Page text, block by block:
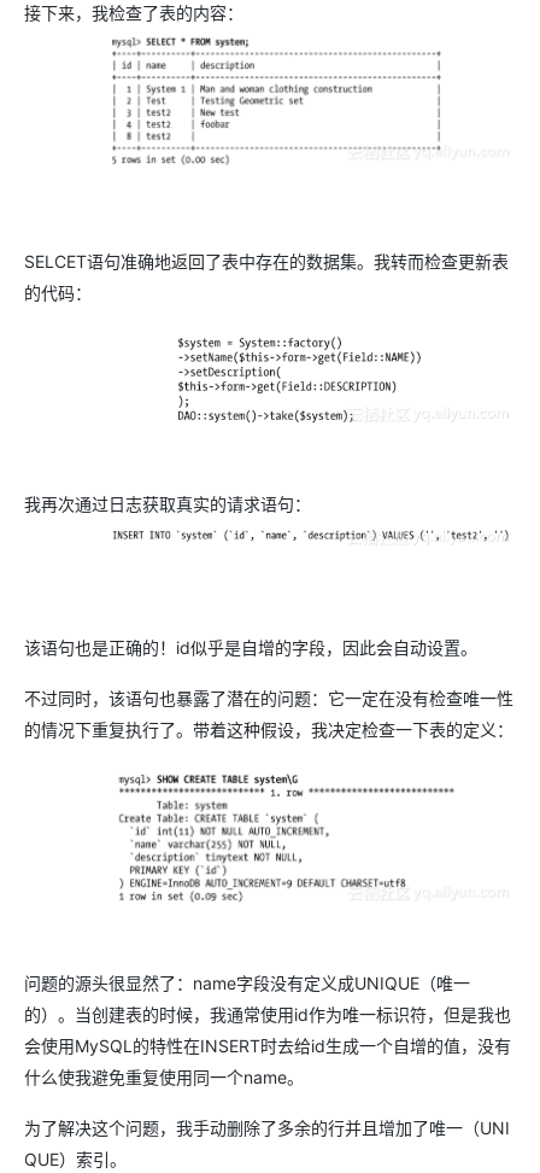
接下来，我检查了表的内容：
SELCET语句准确地返回了表中存在的数据集。我转而检查更新表
的代码：
我再次通过日志获取真实的请求语句：
该语句也是正确的！id似乎是自增的字段，因此会自动设置。
不过同时，该语句也暴露了潜在的问题：它一定在没有检查唯一性
的情况下重复执行了。带着这种假设，我决定检查一下表的定义：
问题的源头很显然了：name字段没有定义成UNIQUE（唯一
的）。当创建表的时候，我通常使用id作为唯一标识符，但是我也
会使用MySQL的特性在INSERT时去给id生成一个自增的值，没有
什么使我避免重复使用同一个name。
为了解决这个问题，我手动删除了多余的行并且增加了唯一（UNI
QUE）索引。